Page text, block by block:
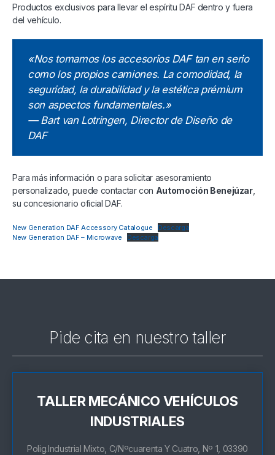
Productos exclusivos para llevar el espíritu DAF dentro y fuera
del vehículo.
«Nos tomamos los accesorios DAF tan en serio
como los propios camiones. La comodidad, la
seguridad, la durabilidad y la estética prémium
son aspectos fundamentales.»
— Bart van Lotringen, Director de Diseño de
DAF
Para más información o para solicitar asesoramiento
personalizado, puede contactar con Automoción Benejúzar,
su concesionario oficial DAF.
New Generation DAF Accessory Catalogue
Descarga
New Generation DAF – Microwave
Descarga
Pide cita en nuestro taller
TALLER MECÁNICO VEHÍCULOS
INDUSTRIALES
Polig.Industrial Mixto, C/Nºcuarenta Y Cuatro, Nº 1, 03390